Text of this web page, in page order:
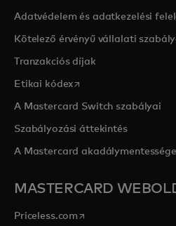
Adatvédelem és adatkezelési
Kötelező érvényű vállalati
Tranzakciós díjak
Etikai kódexopens in a new tab
A Mastercard Switch szabályai
Szabályozási áttekintés
A Mastercard akadálymentessége
MASTERCARD
Priceless.com opens in a new tab